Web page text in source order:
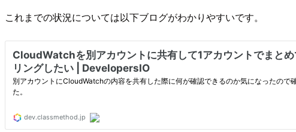
これまでの状況については以下ブログがわかりやすいです。